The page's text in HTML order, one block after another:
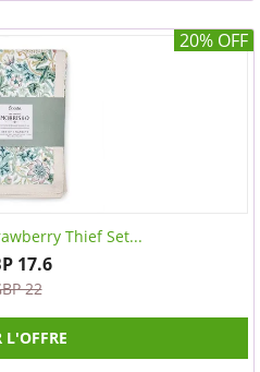
20% OFF
Thief Set...
17.6
22
L'OFFRE